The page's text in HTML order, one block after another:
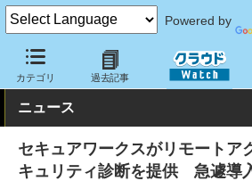
Powered by
カテゴリ 過去記事
クラウド Watch セキュリティ セキュ
ニュース
セキュアワークスがリモートア
キュリティ診断を提供 急遽導